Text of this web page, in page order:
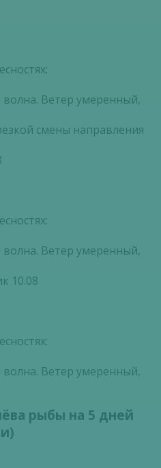
Ветер умеренный,
смены направления
Ветер умеренный,
10.08
Ветер умеренный,
рыбы на 5 дней